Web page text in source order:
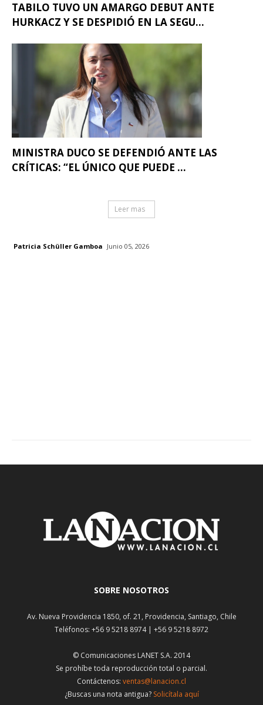
TABILO TUVO UN AMARGO DEBUT ANTE
HURKACZ Y SE DESPIDIÓ EN LA SEGU...
MINISTRA DUCO SE DEFENDIÓ ANTE LAS
CRÍTICAS: “EL ÚNICO QUE PUEDE ...
Leer mas
Patricia Schüller Gamboa Junio 05, 2026
SOBRE NOSOTROS
Av. Nueva Providencia 1850, of. 21, Providencia, Santiago, Chile
Teléfonos: +56 9 5218 8974 | +56 9 5218 8972
© Comunicaciones LANET S.A. 2014
Se prohíbe toda reproducción total o parcial.
Contáctenos: ventas@lanacion.cl
¿Buscas una nota antigua? Solicítala aquí